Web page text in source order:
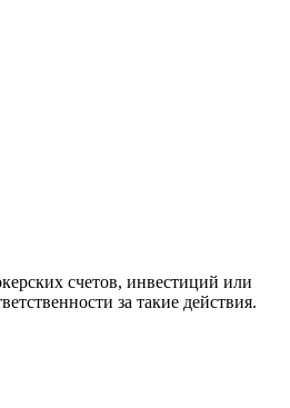
счетов, инвестиций или
за такие действия.